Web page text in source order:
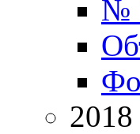
№
2018